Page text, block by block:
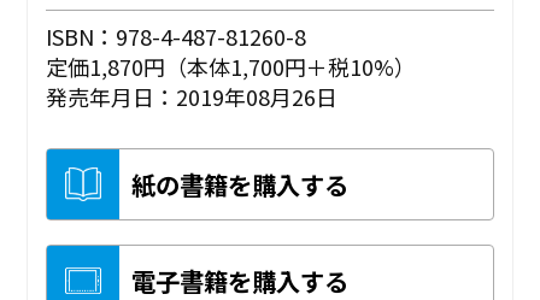
ISBN：978-4-487-81260-8
定価1,870円（本体1,700円＋税10%）
発売年月日：2019年08月26日
紙の書籍を購入する
電子書籍を購入する